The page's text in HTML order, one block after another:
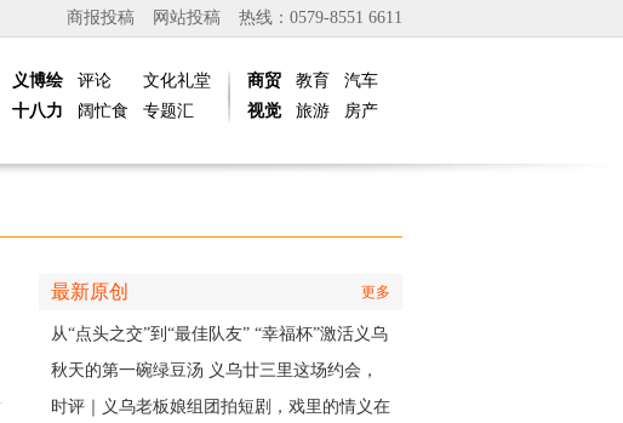
热线：0579-8551 6611
网站投稿
商报投稿
义博绘
十八力
评论
阔忙食
文化礼堂
专题汇
商贸
视觉
教育
旅游
汽车
房产
最新原创 更多
从“点头之交”到“最佳队友” “幸福杯”激活义乌
稠江邻里情
秋天的第一碗绿豆汤 义乌廿三里这场约会，
主角是快递小哥
时评｜义乌老板娘组团拍短剧，戏里的情义在